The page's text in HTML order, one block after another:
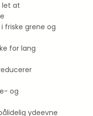
let at
friske grene og
for lang
og
ydeevne